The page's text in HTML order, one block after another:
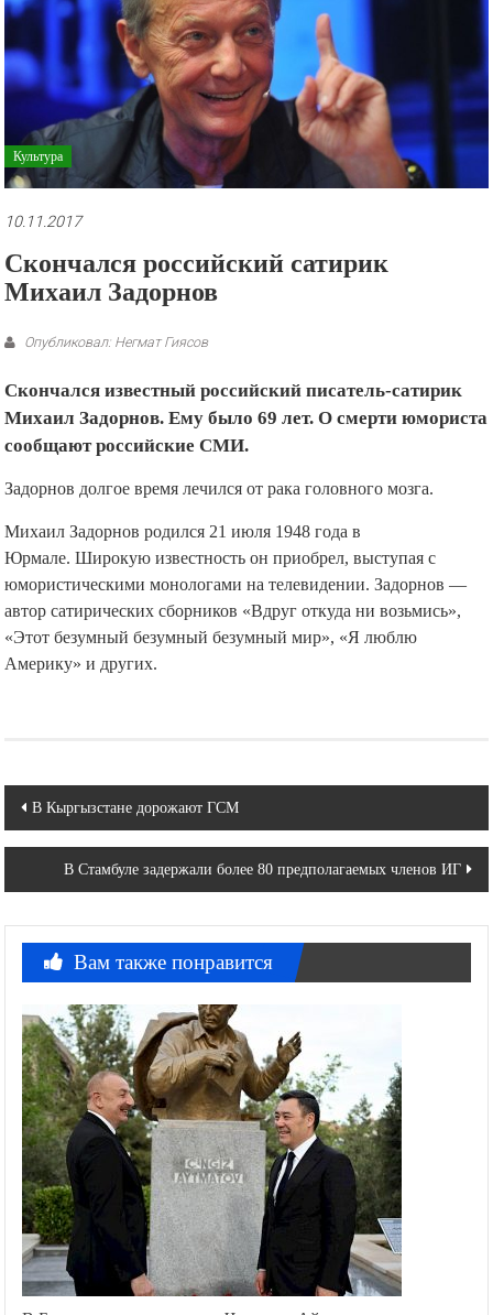
рекламные
ролики
и
презентации.
Культура
10.11.2017
Скончался российский сатирик
Михаил Задорнов
Опубликовал: Негмат Гиясов
Скончался известный российский писатель-сатирик
Михаил Задорнов. Ему было 69 лет. О смерти юмориста
сообщают российские СМИ.
Задорнов долгое время лечился от рака головного мозга.
Михаил Задорнов родился 21 июля 1948 года в
Юрмале. Широкую известность он приобрел, выступая с
юмористическими монологами на телевидении. Задорнов —
автор сатирических сборников «Вдруг откуда ни возьмись»,
«Этот безумный безумный безумный мир», «Я люблю
Америку» и других.
Навигация
по
записям
В Кыргызстане дорожают ГСМ
В Стамбуле задержали более 80 предполагаемых членов ИГ
Вам также понравится